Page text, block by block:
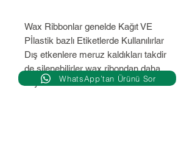
Wax Ribbonlar genelde Kağıt VE
Pİlastik bazlı Etiketlerde Kullanılırlar
Dış etkenlere meruz kaldıkları takdir
de silenebilirler wax ribondan daha
dayanıklıdırlardır..
WhatsApp’tan Ürünü Sor